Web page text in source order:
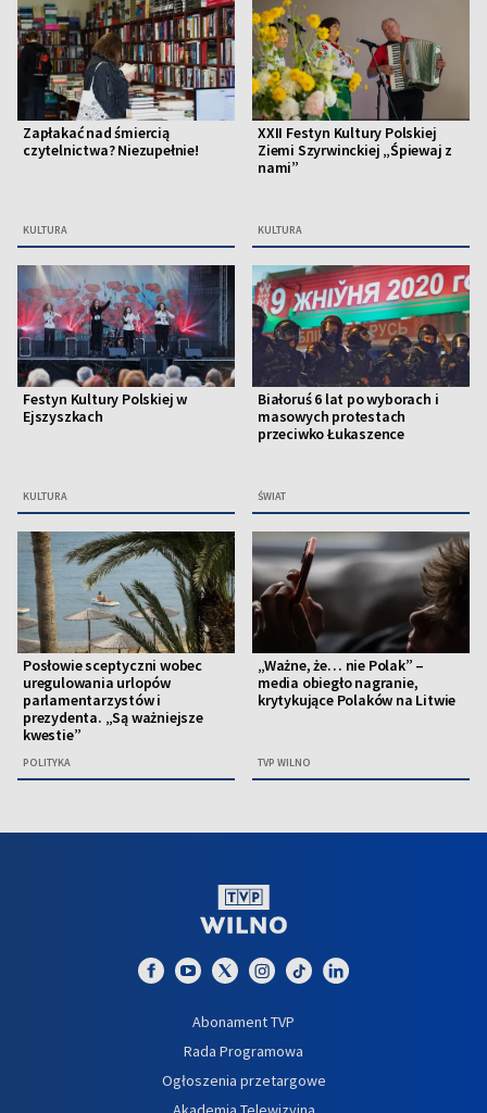
Zapłakać nad śmiercią
czytelnictwa? Niezupełnie!
KULTURA
XXII Festyn Kultury Polskiej
Ziemi Szyrwinckiej „Śpiewaj z
nami”
KULTURA
Festyn Kultury Polskiej w
Ejszyszkach
KULTURA
Białoruś 6 lat po wyborach i
masowych protestach
przeciwko Łukaszence
ŚWIAT
Posłowie sceptyczni wobec
uregulowania urlopów
parlamentarzystów i
prezydenta. „Są ważniejsze
kwestie”
POLITYKA
„Ważne, że… nie Polak” –
media obiegło nagranie,
krytykujące Polaków na Litwie
TVP WILNO
Abonament TVP
Rada Programowa
Ogłoszenia przetargowe